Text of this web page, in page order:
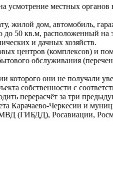
местных
жилой дом, автомобиль,
50 кв.м, расположенный на
и дачных хозяйств.
центров (комплексов)
обслуживания
они не получали
собственности с
перерасчёт за три
Карачаево-Черкесии и
(ГИБДД), Росавиации,